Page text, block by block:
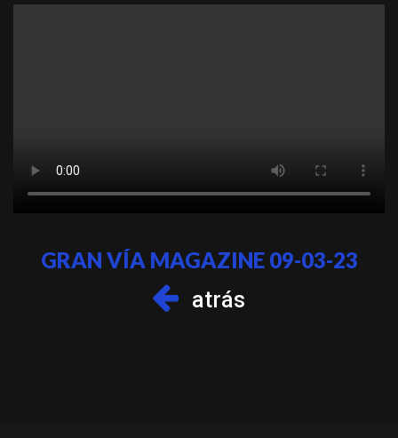
GRAN VÍA MAGAZINE 09-03-23
atrás